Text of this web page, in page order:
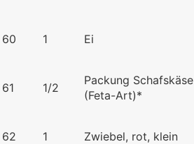
60 1 Ei
61 1/2
Packung Schafskäse
(Feta-Art)*
62 1 Zwiebel, rot, klein